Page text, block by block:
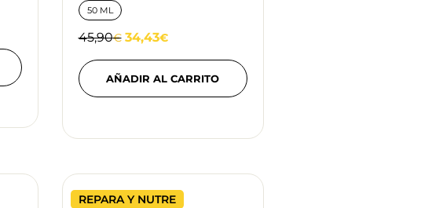
50 ML
45,90€ 34,43€
AÑADIR AL CARRITO
REPARA Y NUTRE